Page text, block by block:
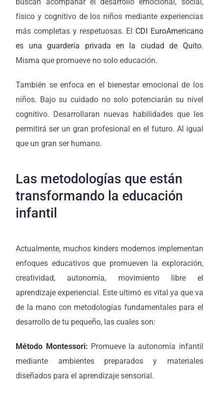
físico y cognitivo de los niños mediante experiencias
más completas y respetuosas. El CDI EuroAmericano
es una guardería privada en la ciudad de Quito.
Misma que promueve no solo educación.
También se enfoca en el bienestar emocional de los
niños. Bajo su cuidado no solo potenciarán su nivel
cognitivo. Desarrollaran nuevas habilidades que les
permitirá ser un gran profesional en el futuro. Al igual
que un gran ser humano.
Las metodologías que están
transformando la educación
infantil
Actualmente, muchos kinders modernos implementan
enfoques educativos que promueven la exploración,
creatividad, autonomía, movimiento libre el
aprendizaje experiencial. Este ultimó es vital ya que va
de la mano con metodologías fundamentales para el
desarrollo de tu pequeño, las cuales son:
Método Montessori: Promueve la autonomía infantil
mediante ambientes preparados y materiales
diseñados para el aprendizaje sensorial.